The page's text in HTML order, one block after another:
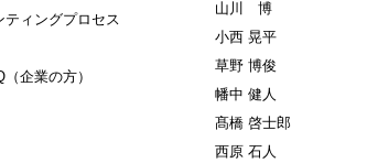
ィングプロセス
企業の方）
山川 博
小西 晃平
草野 博俊
幡中 健人
髙橋 啓士郎
西原 石人